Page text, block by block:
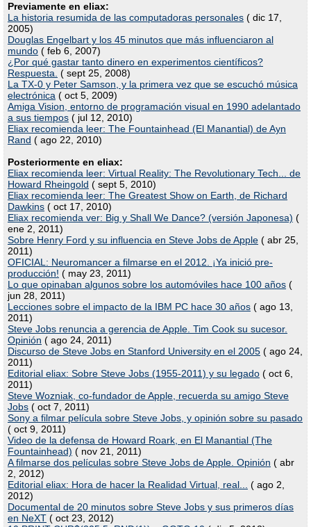
Previamente en eliax:
La historia resumida de las computadoras personales ( dic 17,
2005)
Douglas Engelbart y los 45 minutos que más influenciaron al
mundo ( feb 6, 2007)
¿Por qué gastar tanto dinero en experimentos científicos?
Respuesta. ( sept 25, 2008)
La TX-0 y Peter Samson, y la primera vez que se escuchó música
electrónica ( oct 5, 2009)
Amiga Vision, entorno de programación visual en 1990 adelantado
a sus tiempos ( jul 12, 2010)
Eliax recomienda leer: The Fountainhead (El Manantial) de Ayn
Rand ( ago 22, 2010)
Posteriormente en eliax:
Eliax recomienda leer: Virtual Reality: The Revolutionary Tech... de
Howard Rheingold ( sept 5, 2010)
Eliax recomienda leer: The Greatest Show on Earth, de Richard
Dawkins ( oct 17, 2010)
Eliax recomienda ver: Big y Shall We Dance? (versión Japonesa) (
ene 2, 2011)
Sobre Henry Ford y su influencia en Steve Jobs de Apple ( abr 25,
2011)
OFICIAL: Neuromancer a filmarse en el 2012. ¡Ya inició pre-
producción! ( may 23, 2011)
Lo que opinaban algunos sobre los automóviles hace 100 años (
jun 28, 2011)
Lecciones sobre el impacto de la IBM PC hace 30 años ( ago 13,
2011)
Steve Jobs renuncia a gerencia de Apple. Tim Cook su sucesor.
Opinión ( ago 24, 2011)
Discurso de Steve Jobs en Stanford University en el 2005 ( ago 24,
2011)
Editorial eliax: Sobre Steve Jobs (1955-2011) y su legado ( oct 6,
2011)
Steve Wozniak, co-fundador de Apple, recuerda su amigo Steve
Jobs ( oct 7, 2011)
Sony a filmar película sobre Steve Jobs, y opinión sobre su pasado
( oct 9, 2011)
Video de la defensa de Howard Roark, en El Manantial (The
Fountainhead) ( nov 21, 2011)
A filmarse dos películas sobre Steve Jobs de Apple. Opinión ( abr
2, 2012)
Editorial eliax: Hora de hacer la Realidad Virtual, real...
( ago 2,
2012)
Documental de 20 minutos sobre Steve Jobs y sus primeros días
en NeXT ( oct 23, 2012)